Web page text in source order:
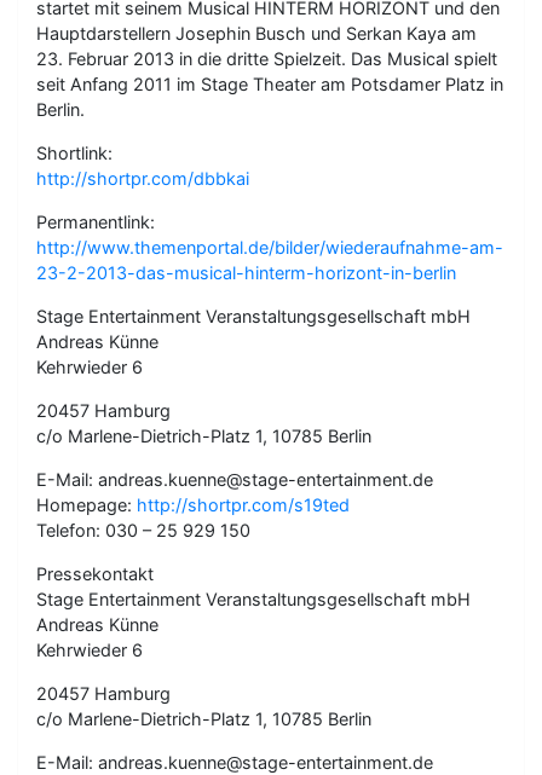
startet mit seinem Musical HINTERM HORIZONT und den
Hauptdarstellern Josephin Busch und Serkan Kaya am
23. Februar 2013 in die dritte Spielzeit. Das Musical spielt
seit Anfang 2011 im Stage Theater am Potsdamer Platz in
Berlin.
Shortlink:
http://shortpr.com/dbbkai
Permanentlink:
http://www.themenportal.de/bilder/wiederaufnahme-am-
23-2-2013-das-musical-hinterm-horizont-in-berlin
Stage Entertainment Veranstaltungsgesellschaft mbH
Andreas Künne
Kehrwieder 6
20457 Hamburg
c/o Marlene-Dietrich-Platz 1, 10785 Berlin
E-Mail: andreas.kuenne@stage-entertainment.de
Homepage: http://shortpr.com/s19ted
Telefon: 030 – 25 929 150
Pressekontakt
Stage Entertainment Veranstaltungsgesellschaft mbH
Andreas Künne
Kehrwieder 6
20457 Hamburg
c/o Marlene-Dietrich-Platz 1, 10785 Berlin
E-Mail: andreas.kuenne@stage-entertainment.de